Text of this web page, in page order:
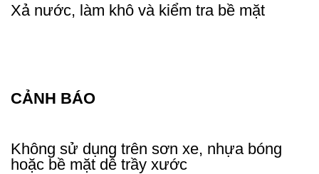
Xả nước, làm khô và kiểm tra bề mặt
CẢNH BÁO
Không sử dụng trên sơn xe, nhựa bóng
hoặc bề mặt dễ trầy xước